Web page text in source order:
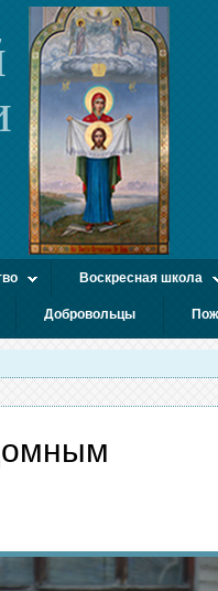
Воскресная школа
Добровольцы